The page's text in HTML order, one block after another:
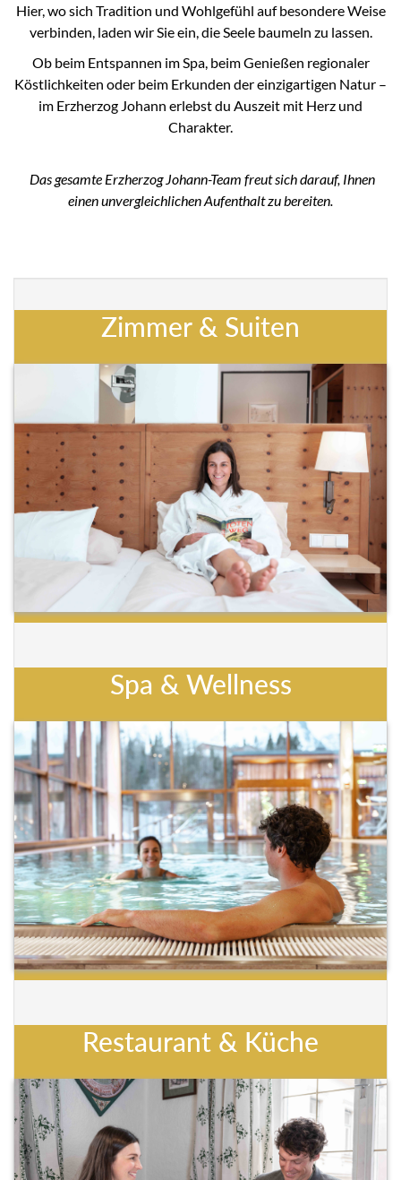
Hier, wo sich Tradition und Wohlgefühl auf besondere Weise
verbinden, laden wir Sie ein, die Seele baumeln zu lassen.
Ob beim Entspannen im Spa, beim Genießen regionaler
Köstlichkeiten oder beim Erkunden der einzigartigen Natur –
im Erzherzog Johann erlebst du Auszeit mit Herz und
Charakter.
Das gesamte Erzherzog Johann-Team freut sich darauf, Ihnen
einen unvergleichlichen Aufenthalt zu bereiten.
Zimmer & Suiten
Spa & Wellness
Restaurant & Küche